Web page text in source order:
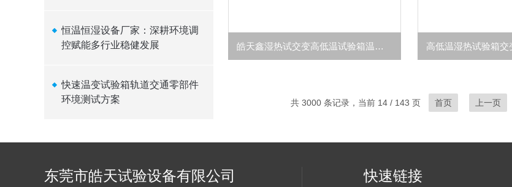
恒温恒湿设备厂家：深耕环境调
控赋能多行业稳健发展
快速温变试验箱轨道交通零部件
环境测试方案
皓天鑫湿热试交变高低温试验箱温度渐变
共 3000 条记录，当前 14 / 143 页 首页 上一页
东莞市皓天试验设备有限公司 快速链接